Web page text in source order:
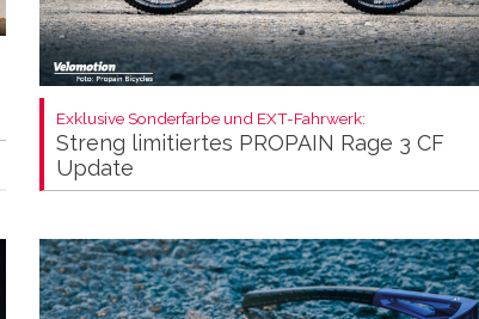
Exklusive Sonderfarbe und EXT-Fahrwerk:
Streng limitiertes PROPAIN Rage 3 CF
Update